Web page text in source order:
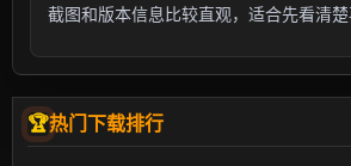
截图和版本信息比较直观，适合先看清楚
热门下载排行